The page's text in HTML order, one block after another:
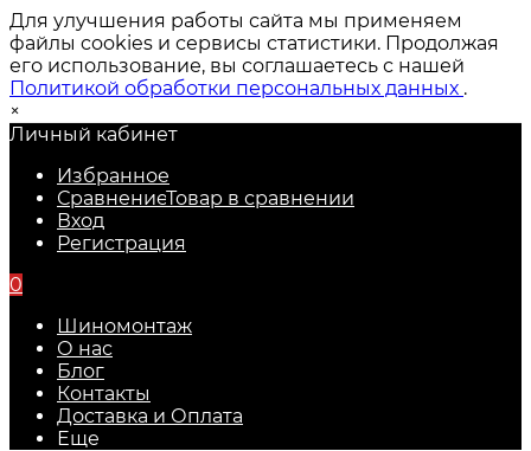
Для улучшения работы сайта мы применяем
файлы cookies и сервисы статистики. Продолжая
его использование, вы соглашаетесь с нашей
Политикой обработки персональных данных .
×
Личный кабинет
Избранное
СравнениеТовар в сравнении
Вход
Регистрация
0
Шиномонтаж
О нас
Блог
Контакты
Доставка и Оплата
Еще